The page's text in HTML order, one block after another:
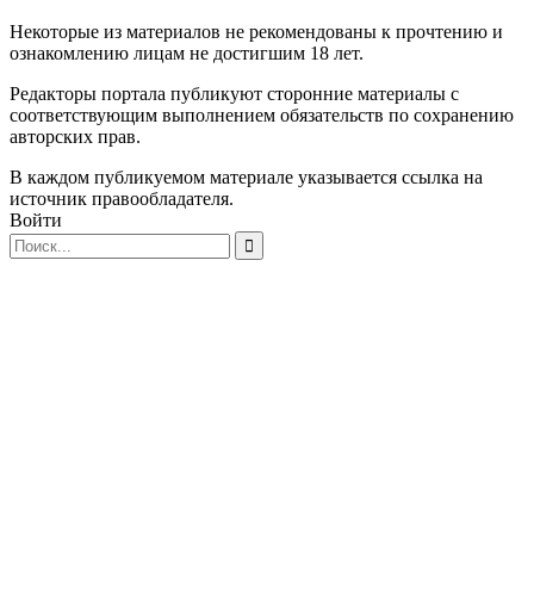
Некоторые из материалов не рекомендованы к прочтению и
ознакомлению лицам не достигшим 18 лет.
Редакторы портала публикуют сторонние материалы с
соответствующим выполнением обязательств по сохранению
авторских прав.
В каждом публикуемом материале указывается ссылка на
источник правообладателя.
Войти